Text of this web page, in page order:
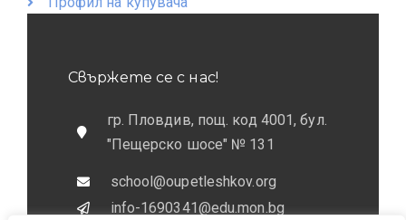
Свържете се с нас!
гр. Пловдив, пощ. код 4001, бул.
"Пещерско шосе" № 131
school@oupetleshkov.org
info-1690341@edu.mon.bg